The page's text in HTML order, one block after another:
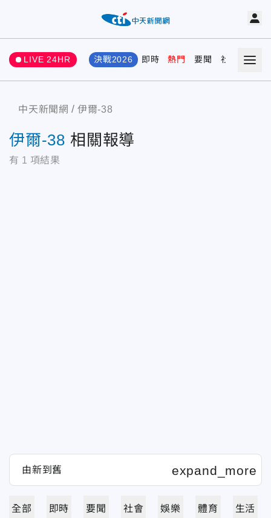
LIVE 24HR 決戰2026 即時 熱門 要聞 社會 娛樂
中天新聞網 伊爾-38
伊爾-38 相關報導
有 1 項結果
全部 即時 要聞 社會 娛樂 體育 生活